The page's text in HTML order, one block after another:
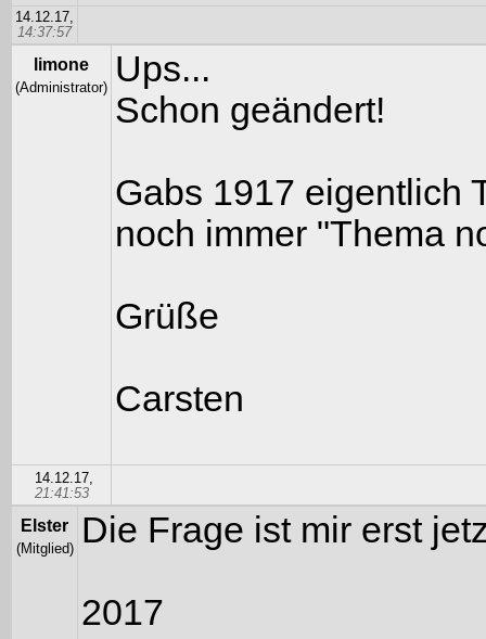
14.12.17,
14:37:57
limone
(Administrator)
Ups...
Schon geändert!
Gabs 1917 eigentlich
noch immer "Thema
Grüße
Carsten
14.12.17,
21:41:53
Elster
(Mitglied) Die Frage ist mir erst
2017